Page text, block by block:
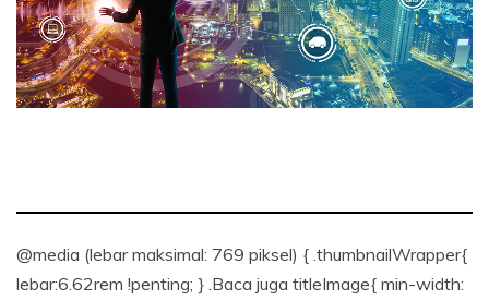
@media (lebar maksimal: 769 piksel) { .thumbnailWrapper{
lebar:6.62rem !penting; } .Baca juga titleImage{ min-width: